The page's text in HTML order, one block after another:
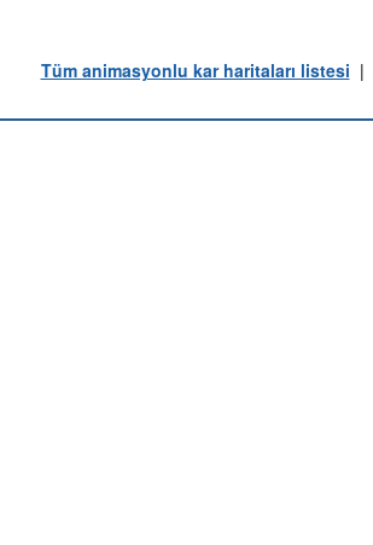
Tüm animasyonlu kar haritaları listesi |